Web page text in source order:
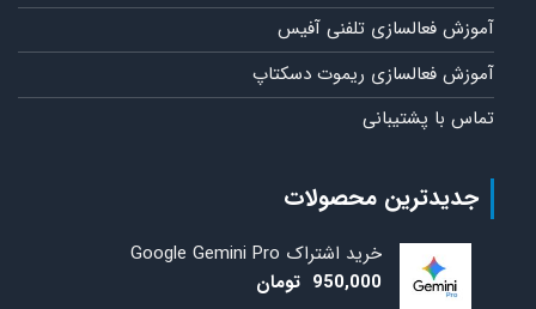
آموزش فعالسازی تلفنی آفیس
آموزش فعالسازی ریموت دسکتاپ
تماس با پشتیبانی
جدیدترین محصولات
خرید اشتراک Google Gemini Pro
950,000 تومان